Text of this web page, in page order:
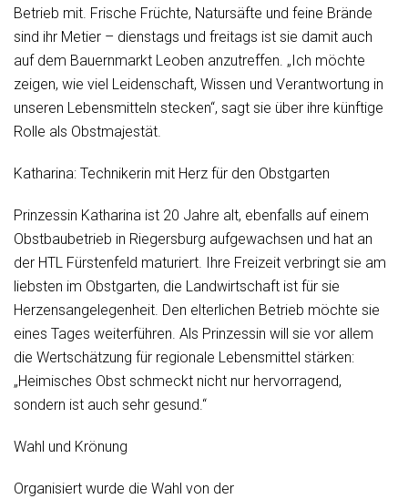
Betrieb mit. Frische Früchte, Natursäfte und feine Brände
sind ihr Metier – dienstags und freitags ist sie damit auch
auf dem Bauernmarkt Leoben anzutreffen. „Ich möchte
zeigen, wie viel Leidenschaft, Wissen und Verantwortung in
unseren Lebensmitteln stecken“, sagt sie über ihre künftige
Rolle als Obstmajestät.
Katharina: Technikerin mit Herz für den Obstgarten
Prinzessin Katharina ist 20 Jahre alt, ebenfalls auf einem
Obstbaubetrieb in Riegersburg aufgewachsen und hat an
der HTL Fürstenfeld maturiert. Ihre Freizeit verbringt sie am
liebsten im Obstgarten, die Landwirtschaft ist für sie
Herzensangelegenheit. Den elterlichen Betrieb möchte sie
eines Tages weiterführen. Als Prinzessin will sie vor allem
die Wertschätzung für regionale Lebensmittel stärken:
„Heimisches Obst schmeckt nicht nur hervorragend,
sondern ist auch sehr gesund.“
Wahl und Krönung
Organisiert wurde die Wahl von der